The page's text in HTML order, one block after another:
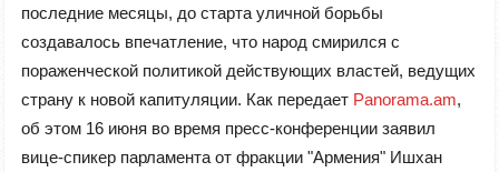
последние месяцы, до старта уличной борьбы
создавалось впечатление, что народ смирился с
пораженческой политикой действующих властей, ведущих
страну к новой капитуляции. Как передает Panorama.am,
об этом 16 июня во время пресс-конференции заявил
вице-спикер парламента от фракции "Армения" Ишхан